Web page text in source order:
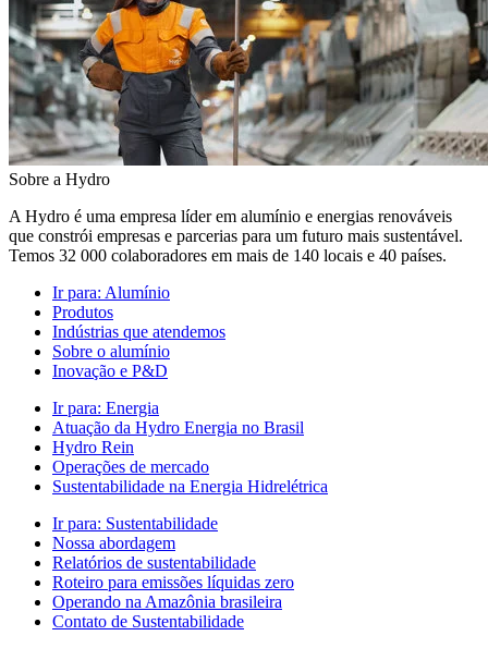
Sobre a Hydro
A Hydro é uma empresa líder em alumínio e energias renováveis
que constrói empresas e parcerias para um futuro mais sustentável.
Temos 32 000 colaboradores em mais de 140 locais e 40 países.
Ir para: Alumínio
Produtos
Indústrias que atendemos
Sobre o alumínio
Inovação e P&D
Ir para: Energia
Atuação da Hydro Energia no Brasil
Hydro Rein
Operações de mercado
Sustentabilidade na Energia Hidrelétrica
Ir para: Sustentabilidade
Nossa abordagem
Relatórios de sustentabilidade
Roteiro para emissões líquidas zero
Operando na Amazônia brasileira
Contato de Sustentabilidade